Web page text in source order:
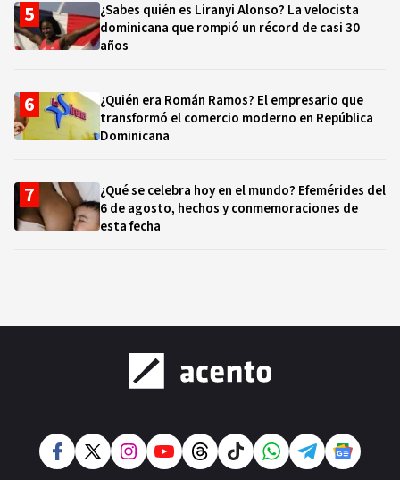
¿Sabes quién es Liranyi Alonso? La velocista
dominicana que rompió un récord de casi 30
años
¿Quién era Román Ramos? El empresario que
transformó el comercio moderno en República
Dominicana
¿Qué se celebra hoy en el mundo? Efemérides del
6 de agosto, hechos y conmemoraciones de
esta fecha